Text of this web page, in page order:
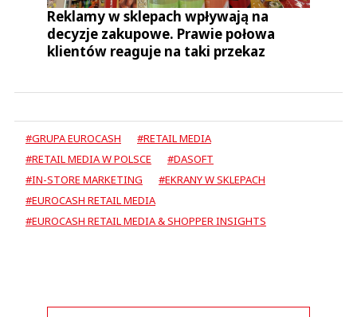
Reklamy w sklepach wpływają na
decyzje zakupowe. Prawie połowa
klientów reaguje na taki przekaz
#GRUPA EUROCASH
#RETAIL MEDIA
#RETAIL MEDIA W POLSCE
#DASOFT
#IN-STORE MARKETING
#EKRANY W SKLEPACH
#EUROCASH RETAIL MEDIA
#EUROCASH RETAIL MEDIA & SHOPPER INSIGHTS